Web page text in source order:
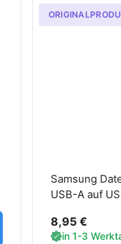
in den Warenkorb
Samsung
USB-A auf
8,95 €
in 1-3